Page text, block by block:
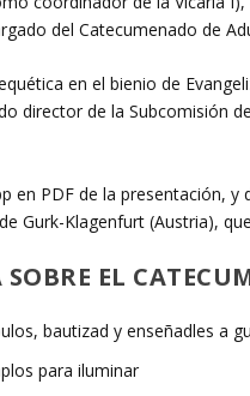
del Catecumenado de
en el bienio de
director de la Subcomisión
en PDF de la presentación,
Gurk-Klagenfurt (Austria),
EL
bautizad y enseñadles a
para iluminar